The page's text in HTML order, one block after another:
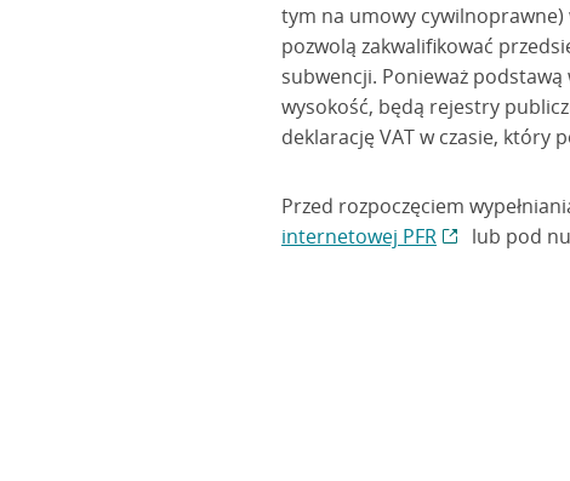
tym na umowy cywilnoprawne)
pozwolą zakwalifikować
subwencji. Ponieważ
wysokość, będą rejestry
deklarację VAT w czasie, który
Przed rozpoczęciem
internetowej PFR
lub pod